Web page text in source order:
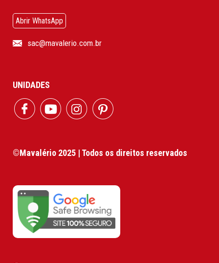
Abrir WhatsApp
sac@mavalerio.com.br
UNIDADES
©Mavalério 2025 | Todos os direitos reservados